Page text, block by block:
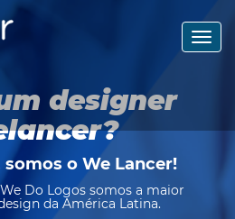
designer
somos o We Lancer!
Do Logos somos a maior
da América Latina.